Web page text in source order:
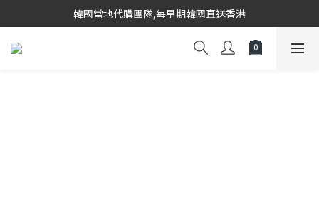
韓國當地代購團隊,每星期韓國直送香港
8/8~16/8 韓國物港假期,出貨會有少量延誤情況,敬請見諒